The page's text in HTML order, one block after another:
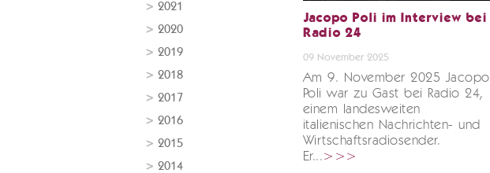
2021
2020
2019
2018
2017
2016
2015
2014
Jacopo Poli im Interview bei
Radio 24
09 November 2025
Am 9. November 2025 Jacopo
Poli war zu Gast bei Radio 24,
einem landesweiten
italienischen Nachrichten- und
Wirtschaftsradiosender.
Er...>>>